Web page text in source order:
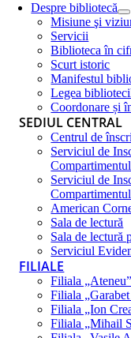
Despre bibliotecă
Misiune şi
Servicii
Biblioteca în
Scurt istoric
Manifestul
Legea
Coordonare și
SEDIUL CENTRAL
Centrul de
Serviciul de
Serviciul de
American
Sala de lectură
Sala de lectură
Serviciul
FILIALE
Filiala „Ateneu”
Filiala
Filiala „Ion
Filiala „Mihail